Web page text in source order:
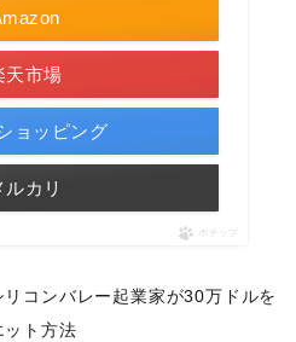
天市場
ョッピング
ルカリ
ポチップ
コンバレー起業家が30万ドルを
ット方法